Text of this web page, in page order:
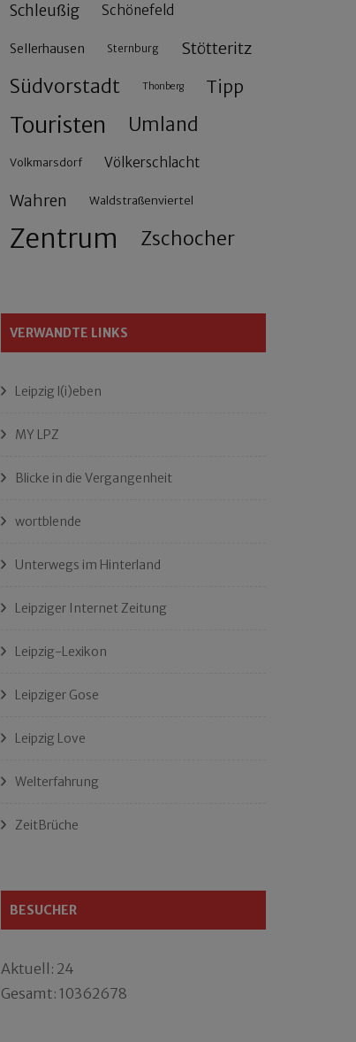
Schleußig Schönefeld
Sellerhausen Sternburg Stötteritz
Südvorstadt Thonberg Tipp
Touristen Umland
Volkmarsdorf Völkerschlacht
Wahren Waldstraßenviertel
Zentrum Zschocher
VERWANDTE LINKS
Leipzig l(i)eben
MY LPZ
Blicke in die Vergangenheit
wortblende
Unterwegs im Hinterland
Leipziger Internet Zeitung
Leipzig-Lexikon
Leipziger Gose
Leipzig Love
Welterfahrung
ZeitBrüche
BESUCHER
Aktuell: 24
Gesamt: 10362678